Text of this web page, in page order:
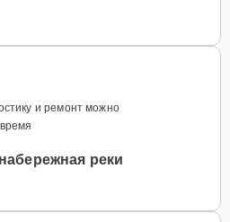
и ремонт можно
реки